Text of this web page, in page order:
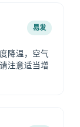
易发
降温，空气
注意适当增